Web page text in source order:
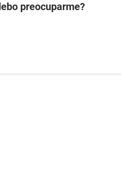
preocuparme?